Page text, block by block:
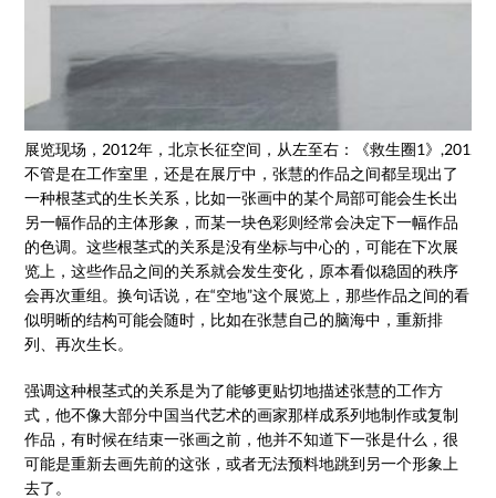
展览现场，2012年，北京长征空间，从左至右：《救生圈1》,2012
不管是在工作室里，还是在展厅中，张慧的作品之间都呈现出了
一种根茎式的生长关系，比如一张画中的某个局部可能会生长出
另一幅作品的主体形象，而某一块色彩则经常会决定下一幅作品
的色调。这些根茎式的关系是没有坐标与中心的，可能在下次展
览上，这些作品之间的关系就会发生变化，原本看似稳固的秩序
会再次重组。换句话说，在“空地”这个展览上，那些作品之间的看
似明晰的结构可能会随时，比如在张慧自己的脑海中，重新排
列、再次生长。
强调这种根茎式的关系是为了能够更贴切地描述张慧的工作方
式，他不像大部分中国当代艺术的画家那样成系列地制作或复制
作品，有时候在结束一张画之前，他并不知道下一张是什么，很
可能是重新去画先前的这张，或者无法预料地跳到另一个形象上
去了。